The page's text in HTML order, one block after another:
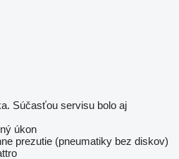
Súčasťou servisu bolo aj
úkon
prezutie (pneumatiky bez diskov)